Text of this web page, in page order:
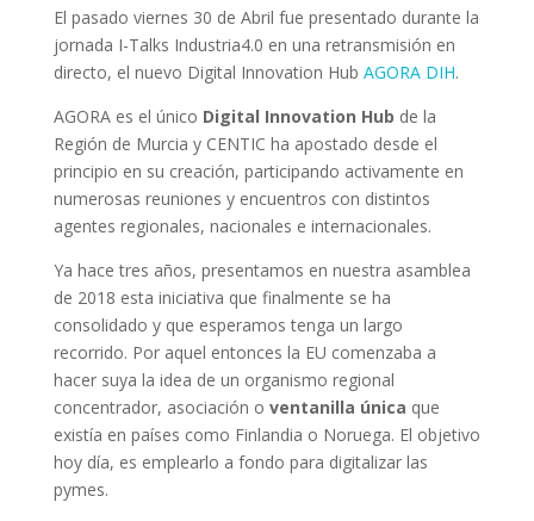
El pasado viernes 30 de Abril fue presentado durante la
jornada I-Talks Industria4.0 en una retransmisión en
directo, el nuevo Digital Innovation Hub AGORA DIH.
AGORA es el único Digital Innovation Hub de la
Región de Murcia y CENTIC ha apostado desde el
principio en su creación, participando activamente en
numerosas reuniones y encuentros con distintos
agentes regionales, nacionales e internacionales.
Ya hace tres años, presentamos en nuestra asamblea
de 2018 esta iniciativa que finalmente se ha
consolidado y que esperamos tenga un largo
recorrido. Por aquel entonces la EU comenzaba a
hacer suya la idea de un organismo regional
concentrador, asociación o ventanilla única que
existía en países como Finlandia o Noruega. El objetivo
hoy día, es emplearlo a fondo para digitalizar las
pymes.